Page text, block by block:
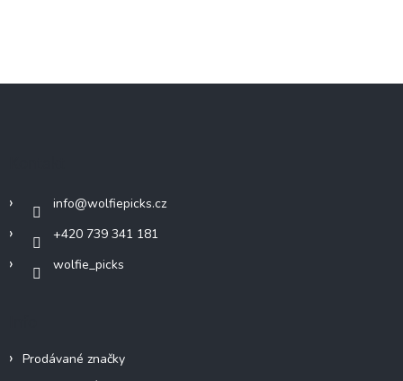
info@wolfiepicks.cz
+420 739 341 181
wolfie_picks
Prodávané značky